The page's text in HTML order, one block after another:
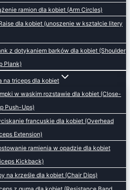
ramion dla kobiet (Arm Circles)
dla kobiet (unoszenie w kształcie litery
z dotykaniem barków dla kobiet (Shoulder
Plank)
na triceps dla kobiet
w wąskim rozstawie dla kobiet (Close-
Push-Ups)
francuskie dla kobiet (Overhead
Extension)
ramienia w opadzie dla kobiet
Kickback)
na krześle dla kobiet (Chair Dips)